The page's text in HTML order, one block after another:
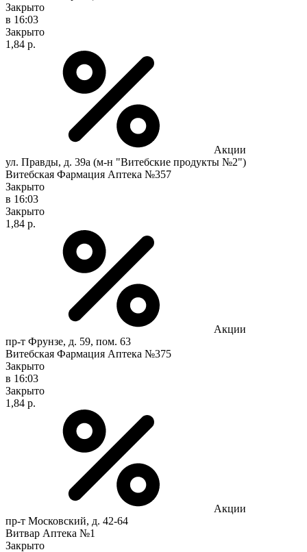
Закрыто
в 16:03
Закрыто
1,84 р.
Акции
ул. Правды, д. 39а (м-н "Витебские продукты №2")
Витебская Фармация Аптека №357
Закрыто
в 16:03
Закрыто
1,84 р.
Акции
пр-т Фрунзе, д. 59, пом. 63
Витебская Фармация Аптека №375
Закрыто
в 16:03
Закрыто
1,84 р.
Акции
пр-т Московский, д. 42-64
Витвар Аптека №1
Закрыто